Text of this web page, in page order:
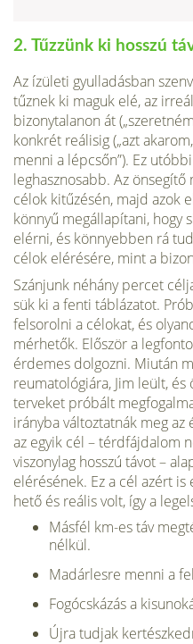
2. Tűzzünk ki hosszú
Az ízületi gyulladásban
tűznek ki maguk elé, az
bizonyta­lanon át
konkrét reálisig („azt
menni a lép­csőn”). Ez
leghasznosabb. Az
célok kitűzésén, majd azok
könnyű megállapítani, hogy
elérni, és könnyebben rá
célok elérésére, mint a
Szánjunk néhány percet
sük ki a fenti táblázatot.
fel­sorolni a célokat, és
mérhetők. Először a
érdemes dolgozni. Miután
reumatológiára, Jim leült, és
terveket próbált
irányba változtatnák meg
az egyik cél – térdfájdalom
viszonylag hosszú távot –
elérésének. Ez a cél azért
hető és reális volt, így a
Másfél km-es táv
nélkül.
Madárlesre menni a
Fogócskázás a
Újra tudjak